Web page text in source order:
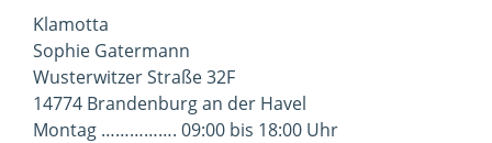
Klamotta
Sophie Gatermann
Wusterwitzer Straße 32F
14774 Brandenburg an der Havel
Montag ……………. 09:00 bis 18:00 Uhr